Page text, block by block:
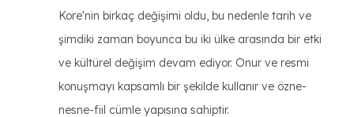
Kore'nin birkaç değişimi oldu, bu nedenle tarih ve
şimdiki zaman boyunca bu iki ülke arasında bir etki
ve kültürel değişim devam ediyor. Onur ve resmi
konuşmayı kapsamlı bir şekilde kullanır ve özne-
nesne-fiil cümle yapısına sahiptir.